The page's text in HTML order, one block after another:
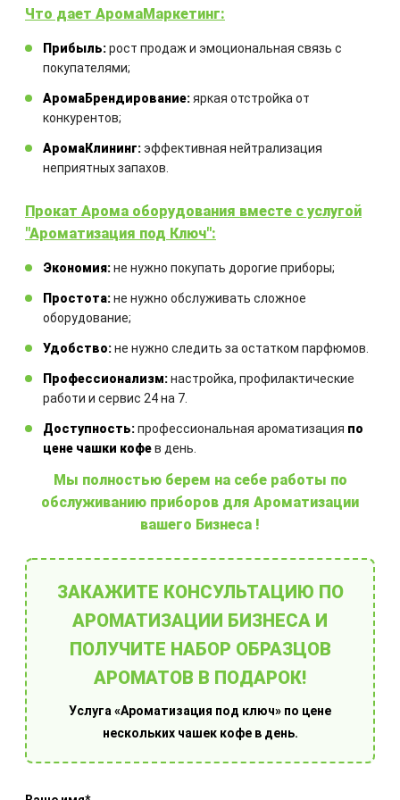
Закажите технический расчет
Комбинация оборудования
рассчитывается для каждого
отдельного проекта
ЗАКАЗАТЬ
Другие товары
Оборудование для ароматизации
помещений
Что дает АромаМаркетинг:
Прибыль:рост продаж и эмоциональная связь с
покупателями;
АромаБрендирование:яркая отстройка от
конкурентов;
АромаКлининг:эффективная нейтрализация
неприятных запахов.
Прокат Арома оборудования вместе с услугой
"Ароматизация под Ключ":
Экономия:не нужно покупать дорогие приборы;
Простота:не нужно обслуживать сложное
оборудование;
Удобство:не нужно следить за остатком парфюмов.
Профессионализм:настройка, профилактические
работи и сервис 24 на 7.
Доступность:профессиональная ароматизация по
цене чашки кофев день.
Мы полностью берем на себе работы по
обслуживанию приборов для Ароматизации
вашего Бизнеса !
ЗАКАЖИТЕ КОНСУЛЬТАЦИЮ ПО
АРОМАТИЗАЦИИ БИЗНЕСА И
ПОЛУЧИТЕ НАБОР ОБРАЗЦОВ
АРОМАТОВ В ПОДАРОК!
Услуга «Ароматизация под ключ» по цене
нескольких чашек кофе в день.